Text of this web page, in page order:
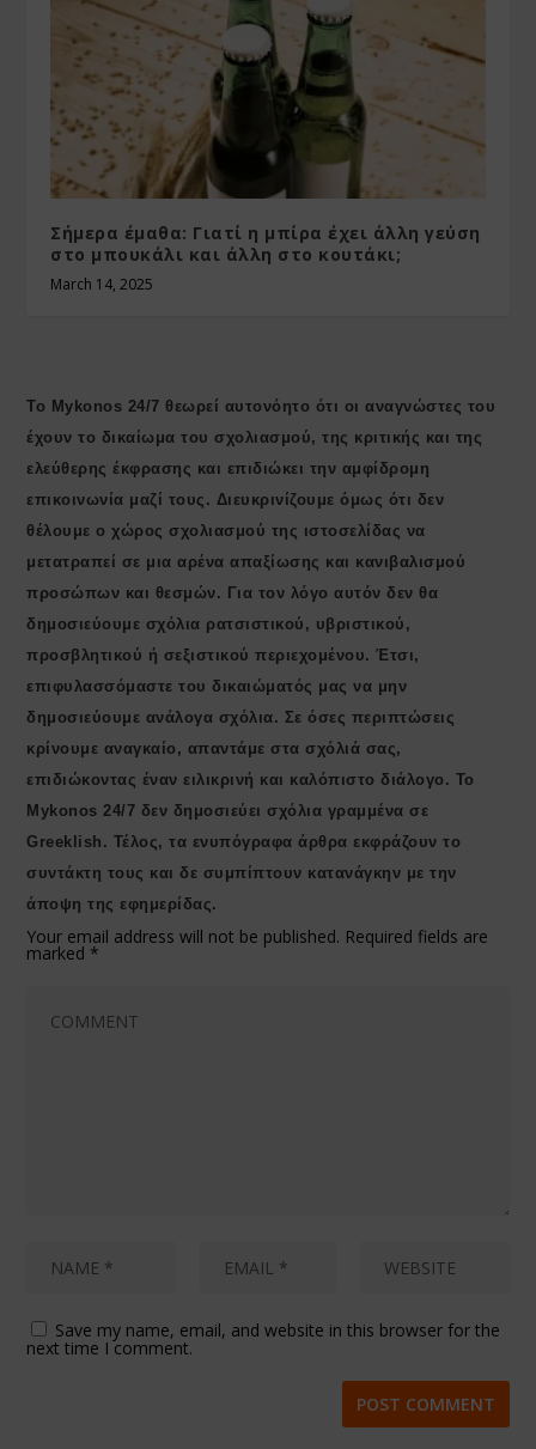
Σήμερα έμαθα: Γιατί η μπίρα έχει άλλη γεύση
στο μπουκάλι και άλλη στο κουτάκι;
March 14, 2025
Το Mykonos 24/7 θεωρεί αυτονόητο ότι οι αναγνώστες του
έχουν το δικαίωμα του σχολιασμού, της κριτικής και της
ελεύθερης έκφρασης και επιδιώκει την αμφίδρομη
επικοινωνία μαζί τους. Διευκρινίζουμε όμως ότι δεν
θέλουμε ο χώρος σχολιασμού της ιστοσελίδας να
μετατραπεί σε μια αρένα απαξίωσης και κανιβαλισμού
προσώπων και θεσμών. Για τον λόγο αυτόν δεν θα
δημοσιεύουμε σχόλια ρατσιστικού, υβριστικού,
προσβλητικού ή σεξιστικού περιεχομένου. Έτσι,
επιφυλασσόμαστε του δικαιώματός μας να μην
δημοσιεύουμε ανάλογα σχόλια. Σε όσες περιπτώσεις
κρίνουμε αναγκαίο, απαντάμε στα σχόλιά σας,
επιδιώκοντας έναν ειλικρινή και καλόπιστο διάλογο. Το
Μykonos 24/7 δεν δημοσιεύει σχόλια γραμμένα σε
Greeklish. Τέλος, τα ενυπόγραφα άρθρα εκφράζουν το
συντάκτη τους και δε συμπίπτουν κατανάγκην με την
άποψη της εφημερίδας.
Your email address will not be published. Required fields are
marked *
Save my name, email, and website in this browser for the
next time I comment.